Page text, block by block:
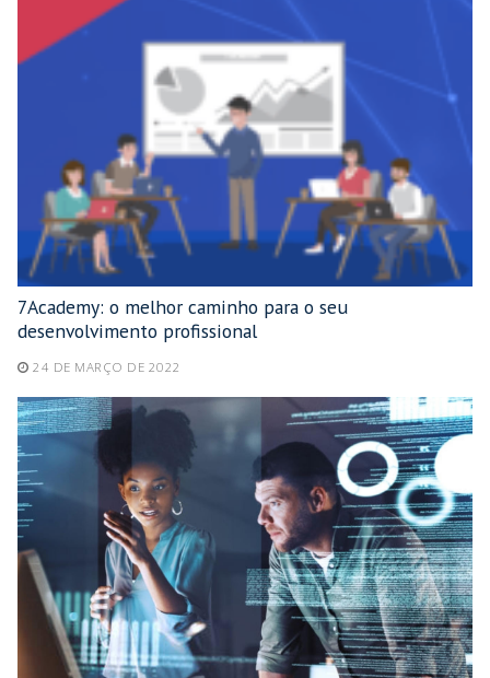
7Academy: o melhor caminho para o seu
desenvolvimento profissional
24 DE MARÇO DE 2022